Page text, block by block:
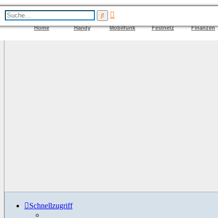
Home Handy Mobilfunk Festnetz Finanzen
Suche
Schnellzugriff